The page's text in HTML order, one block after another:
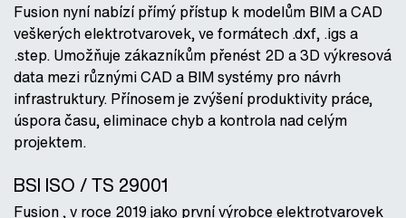
Fusion nyní nabízí přímý přístup k modelům BIM a CAD
veškerých elektrotvarovek, ve formátech .dxf, .igs a
.step. Umožňuje zákazníkům přenést 2D a 3D výkresová
data mezi různými CAD a BIM systémy pro návrh
infrastruktury. Přínosem je zvýšení produktivity práce,
úspora času, eliminace chyb a kontrola nad celým
projektem.
BSI ISO / TS 29001
Fusion , v roce 2019 jako první výrobce elektrotvarovek